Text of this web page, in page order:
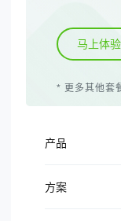
马上体验
* 更多其他套
产品
转化商机
方案